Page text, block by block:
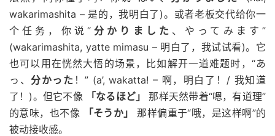
wakarimashita – 是的，我明白了)。或者老板交代给你一
个任务，你说“分かりました 、やってみます”
(wakarimashita, yatte mimasu – 明白了，我试试看)。它
也可以用在恍然大悟的场景，比如解开一道难题时，“あ
っ、分かった ！” (a’, wakatta! – 啊，明白了！/ 我知道
了！)。但它不像
「なるほど」
那样天然带着“嗯，有道理”
的意味，也不像
「そうか」
那样偏重于“哦，是这样啊”的
被动接收感。